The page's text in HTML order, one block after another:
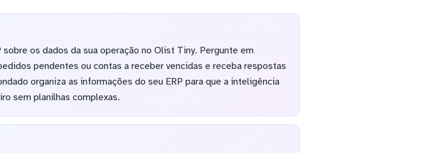
os dados da sua operação no Olist Tiny. Pergunte em
pendentes ou contas a receber vencidas e receba respostas
organiza as informações do seu ERP para que a inteligência
sem planilhas complexas.